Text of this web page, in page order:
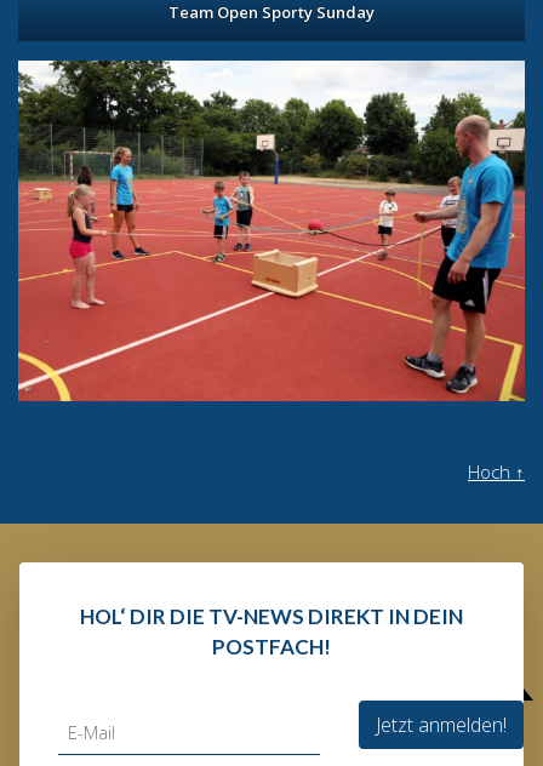
Team Open Sporty Sunday
Hoch ↑
HOL‘ DIR DIE TV-NEWS DIREKT IN DEIN
POSTFACH!
Jetzt anmelden!